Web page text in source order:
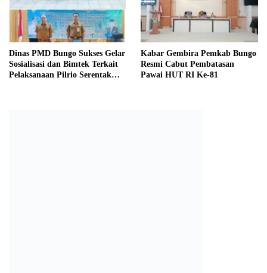
Dinas PMD Bungo Sukses Gelar
Sosialisasi dan Bimtek Terkait
Pelaksanaan Pilrio Serentak
Kabar Gembira Pemkab Bungo
Resmi Cabut Pembatasan
Pawai HUT RI Ke-81